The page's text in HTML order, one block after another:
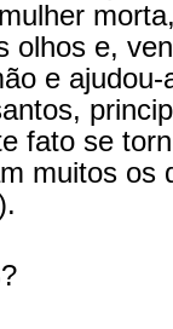
olhos e,
e
fato se
muitos os